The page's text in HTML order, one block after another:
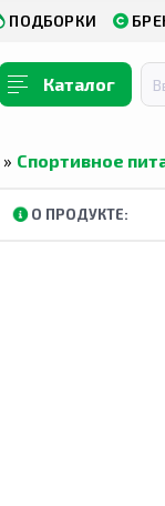
ПОДБОРКИ
Каталог
» Спортивное
О ПРОДУКТЕ: